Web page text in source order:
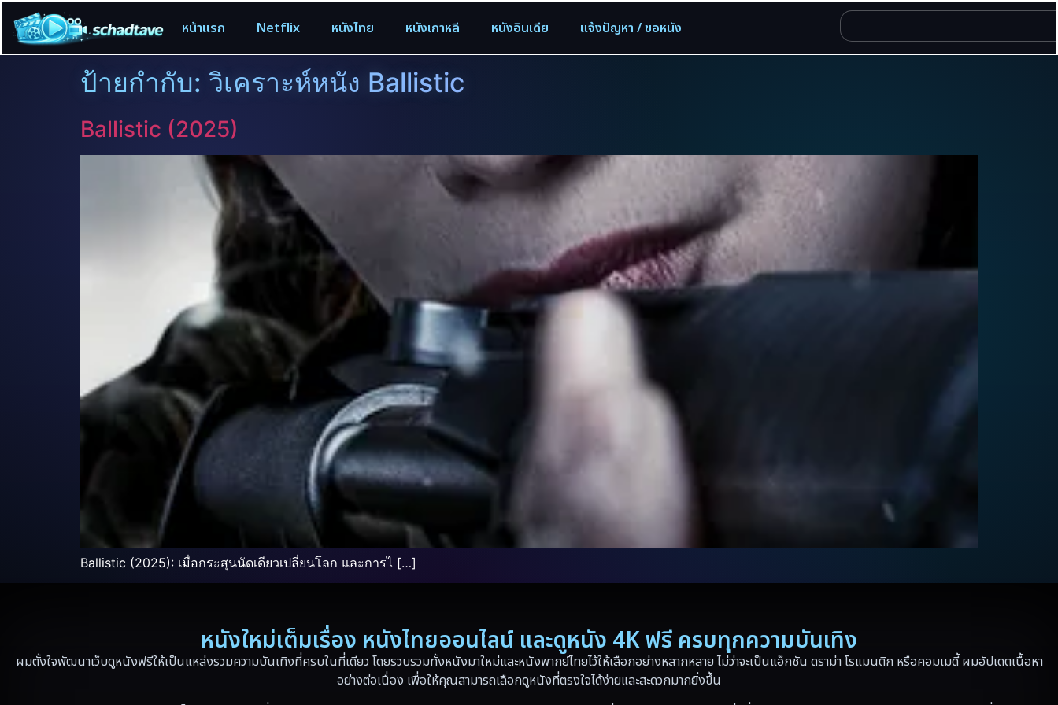
หน้าแรก Netflix หนังไทย หนังเกาหลี หนังอินเดีย แจ้งปัญหา / ขอหนัง
ป้ายกำกับ: วิเคราะห์หนัง Ballistic
Ballistic (2025)
Ballistic (2025): เมื่อกระสุนนัดเดียวเปลี่ยนโลก และการไ […]
หนังใหม่เต็มเรื่อง หนังไทยออนไลน์ และดูหนัง 4K ฟรี ครบทุกความบันเทิง
ผมตั้งใจพัฒนาเว็บดูหนังฟรีให้เป็นแหล่งรวมความบันเทิงที่ครบในที่เดียว โดยรวบรวมทั้งหนังมาใหม่และหนังพากย์ไทยไว้ให้เลือกอย่างหลากหลาย ไม่ว่าจะเป็นแอ็กชัน ดราม่า โรแมนติก หรือคอมเมดี้ ผมอัปเดตเนื้อหา
อย่างต่อเนื่อง เพื่อให้คุณสามารถเลือกดูหนังที่ตรงใจได้ง่ายและสะดวกมากยิ่งขึ้น